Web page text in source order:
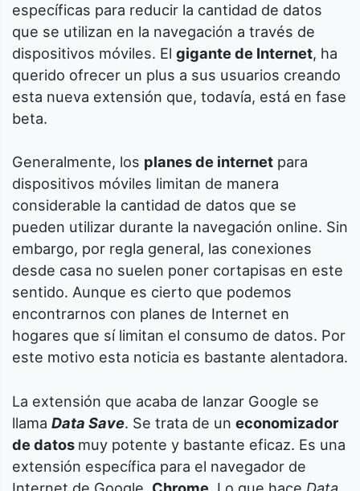
específicas para reducir la cantidad de datos
que se utilizan en la navegación a través de
dispositivos móviles. El gigante de Internet, ha
querido ofrecer un plus a sus usuarios creando
esta nueva extensión que, todavía, está en fase
beta.
Generalmente, los planes de internet para
dispositivos móviles limitan de manera
considerable la cantidad de datos que se
pueden utilizar durante la navegación online. Sin
embargo, por regla general, las conexiones
desde casa no suelen poner cortapisas en este
sentido. Aunque es cierto que podemos
encontrarnos con planes de Internet en
hogares que sí limitan el consumo de datos. Por
este motivo esta noticia es bastante alentadora.
La extensión que acaba de lanzar Google se
llama Data Save. Se trata de un economizador
de datos muy potente y bastante eficaz. Es una
extensión específica para el navegador de